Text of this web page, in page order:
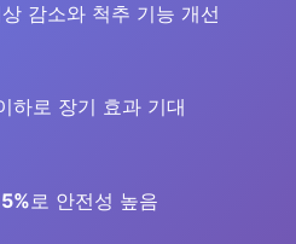
감소와 척추 기능 개선
하로 장기 효과 기대
로 안전성 높음